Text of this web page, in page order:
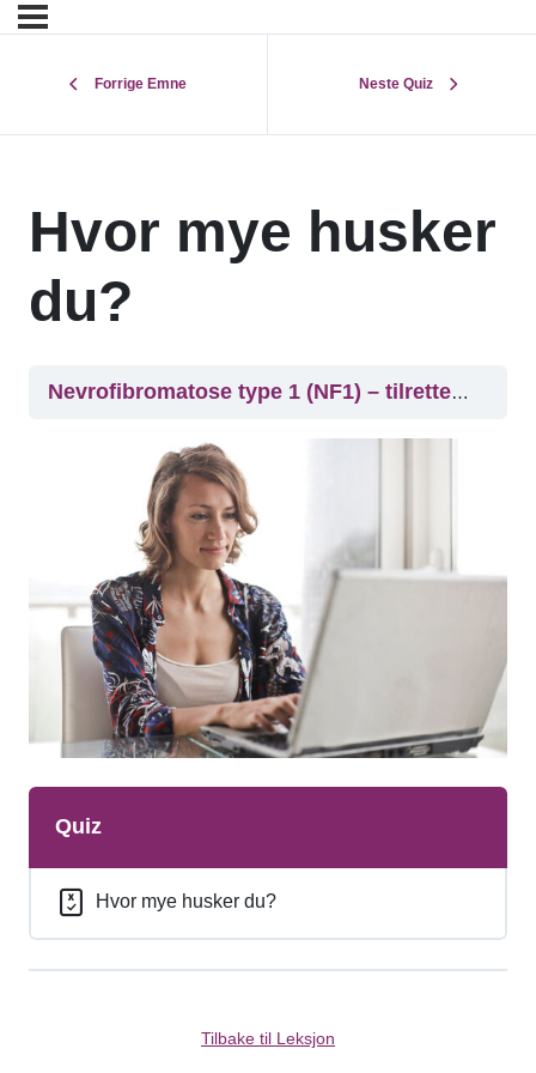
Forrige Emne Neste Quiz
Hvor mye husker
du?
Nevrofibromatose type 1 (NF1) – tilrettelegging i skolehverdagen
Quiz
Hvor mye husker du?
Tilbake til Leksjon